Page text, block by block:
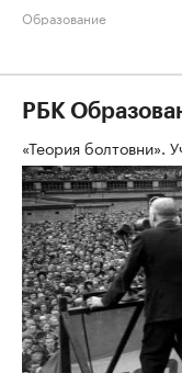
Образование
РБК
«Теория болтовни».